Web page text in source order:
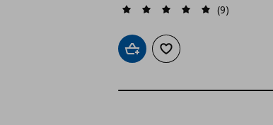
(9)
Προσθήκη στο καλάθι
Προσθήκη στα αγαπημένα